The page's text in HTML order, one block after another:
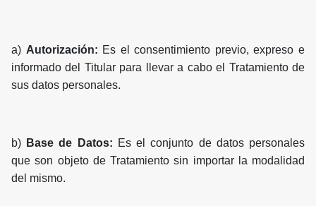
a) Autorización: Es el consentimiento previo, expreso e
informado del Titular para llevar a cabo el Tratamiento de
sus datos personales.
b) Base de Datos: Es el conjunto de datos personales
que son objeto de Tratamiento sin importar la modalidad
del mismo.